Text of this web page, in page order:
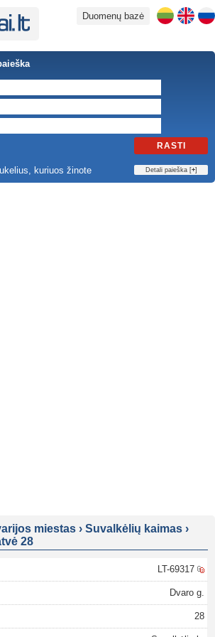
Duomenų bazė
RASTI
kuriuos žinote Detali paieška [+]
miestas › Suvalkėlių kaimas ›
28
LT-69317
Dvaro g.
28